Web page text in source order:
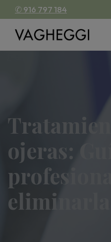
✆ 916 797 184
ojeras: Guía
eliminarlas